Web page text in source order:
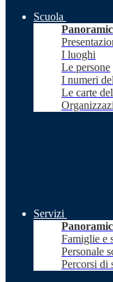
Scuola
I luoghi
Le persone
I numeri
Le carte
Servizi
Famiglie e
Personale
Percorsi di